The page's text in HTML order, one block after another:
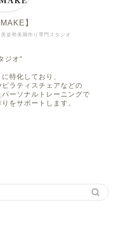
姿勢美脚作り専門スタジオ
】
ジオ"
特化しており、
ラティスチェアなどの
ーソナルトレーニングで
をサポートします。